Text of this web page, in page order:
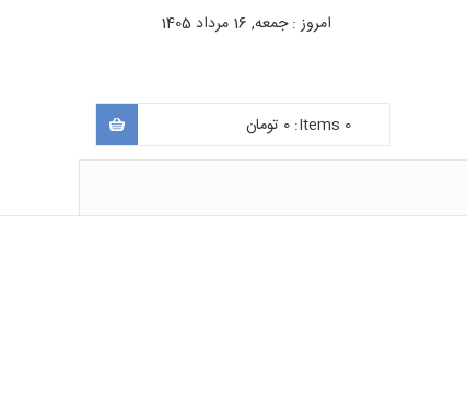
امروز : جمعه, 16 مرداد 1405
0
Items:
0 تومان